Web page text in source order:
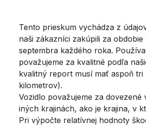
Tento prieskum vychádza z
naši zákazníci zakúpili za
septembra každého roka.
považujeme za kvalitné podľa
kvalitný report musí mať aspoň
kilometrov).
Vozidlo považujeme za
iných krajinách, ako je krajina, v
Pri výpočte relatívnej hodnoty